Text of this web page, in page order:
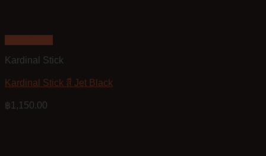
Kardinal Stick
Kardinal Stick สี Jet Black
฿1,150.00